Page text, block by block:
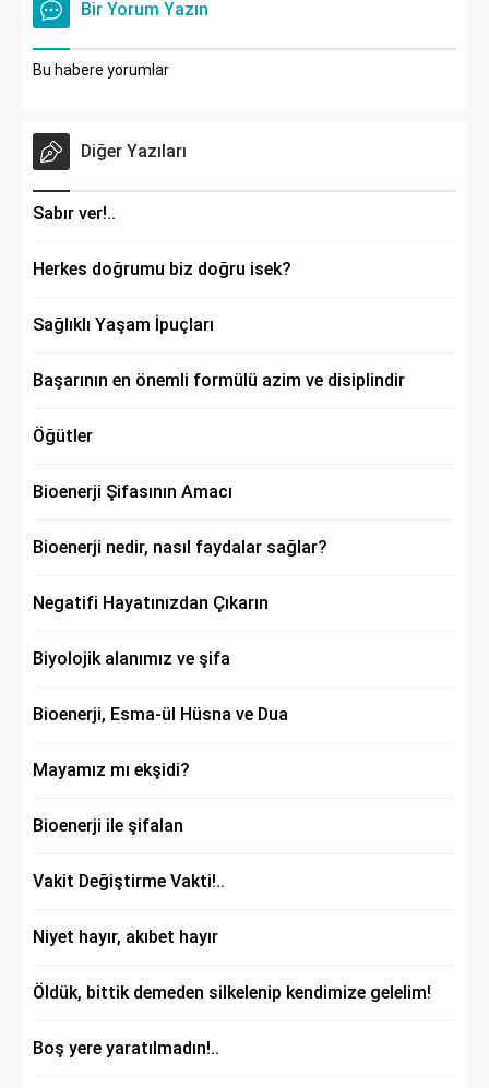
Bir Yorum Yazın
Bu habere yorumlar
Diğer Yazıları
Sabır ver!..
Herkes doğrumu biz doğru isek?
Sağlıklı Yaşam İpuçları
Başarının en önemli formülü azim ve disiplindir
Öğütler
Bioenerji Şifasının Amacı
Bioenerji nedir, nasıl faydalar sağlar?
Negatifi Hayatınızdan Çıkarın
Biyolojik alanımız ve şifa
Bioenerji, Esma-ül Hüsna ve Dua
Mayamız mı ekşidi?
Bioenerji ile şifalan
Vakit Değiştirme Vakti!..
Niyet hayır, akıbet hayır
Öldük, bittik demeden silkelenip kendimize gelelim!
Boş yere yaratılmadın!..